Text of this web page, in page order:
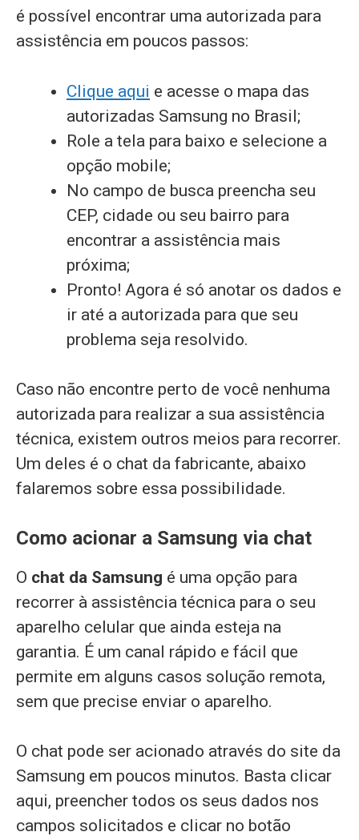
é possível encontrar uma autorizada para
assistência em poucos passos:
Clique aqui e acesse o mapa das
autorizadas Samsung no Brasil;
Role a tela para baixo e selecione a
opção mobile;
No campo de busca preencha seu
CEP, cidade ou seu bairro para
encontrar a assistência mais
próxima;
Pronto! Agora é só anotar os dados e
ir até a autorizada para que seu
problema seja resolvido.
Caso não encontre perto de você nenhuma
autorizada para realizar a sua assistência
técnica, existem outros meios para recorrer.
Um deles é o chat da fabricante, abaixo
falaremos sobre essa possibilidade.
Como acionar a Samsung via chat
O chat da Samsung é uma opção para
recorrer à assistência técnica para o seu
aparelho celular que ainda esteja na
garantia. É um canal rápido e fácil que
permite em alguns casos solução remota,
sem que precise enviar o aparelho.
O chat pode ser acionado através do site da
Samsung em poucos minutos. Basta clicar
aqui, preencher todos os seus dados nos
campos solicitados e clicar no botão